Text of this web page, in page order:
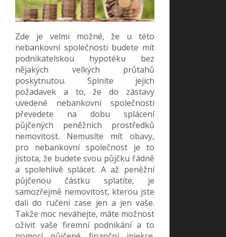
Zde je velmi možné, že u této
nebankovní společnosti budete mít
podnikatelskou hypotéku bez
nějakých velkých průtahů
poskytnutou. Splníte jejich
požadavek a to, že do zástavy
uvedené nebankovní společnosti
převedete na dobu splácení
půjčených peněžních prostředků
nemovitost. Nemusíte mít obavy,
pro nebankovní společnost je to
jistota, že budete svou půjčku řádně
a spolehlivě splácet. A až peněžní
půjčenou částku splatíte, je
samozřejmě nemovitost, kterou jste
dali do ručení zase jen a jen vaše.
Takže moc neváhejte, máte možnost
oživit vaše firemní podnikání a to